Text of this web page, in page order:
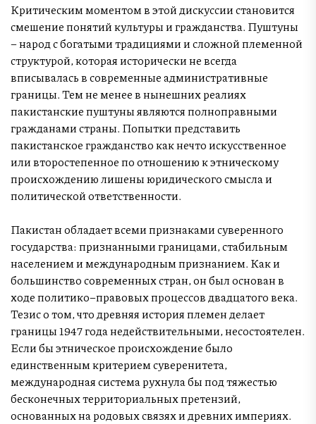
Критическим моментом в этой дискуссии становится
смешение понятий культуры и гражданства. Пуштуны
– народ с богатыми традициями и сложной племенной
структурой, которая исторически не всегда
вписывалась в современные административные
границы. Тем не менее в нынешних реалиях
пакистанские пуштуны являются полноправными
гражданами страны. Попытки представить
пакистанское гражданство как нечто искусственное
или второстепенное по отношению к этническому
происхождению лишены юридического смысла и
политической ответственности.
Пакистан обладает всеми признаками суверенного
государства: признанными границами, стабильным
населением и международным признанием. Как и
большинство современных стран, он был основан в
ходе политико–правовых процессов двадцатого века.
Тезис о том, что древняя история племен делает
границы 1947 года недействительными, несостоятелен.
Если бы этническое происхождение было
единственным критерием суверенитета,
международная система рухнула бы под тяжестью
бесконечных территориальных претензий,
основанных на родовых связях и древних империях.